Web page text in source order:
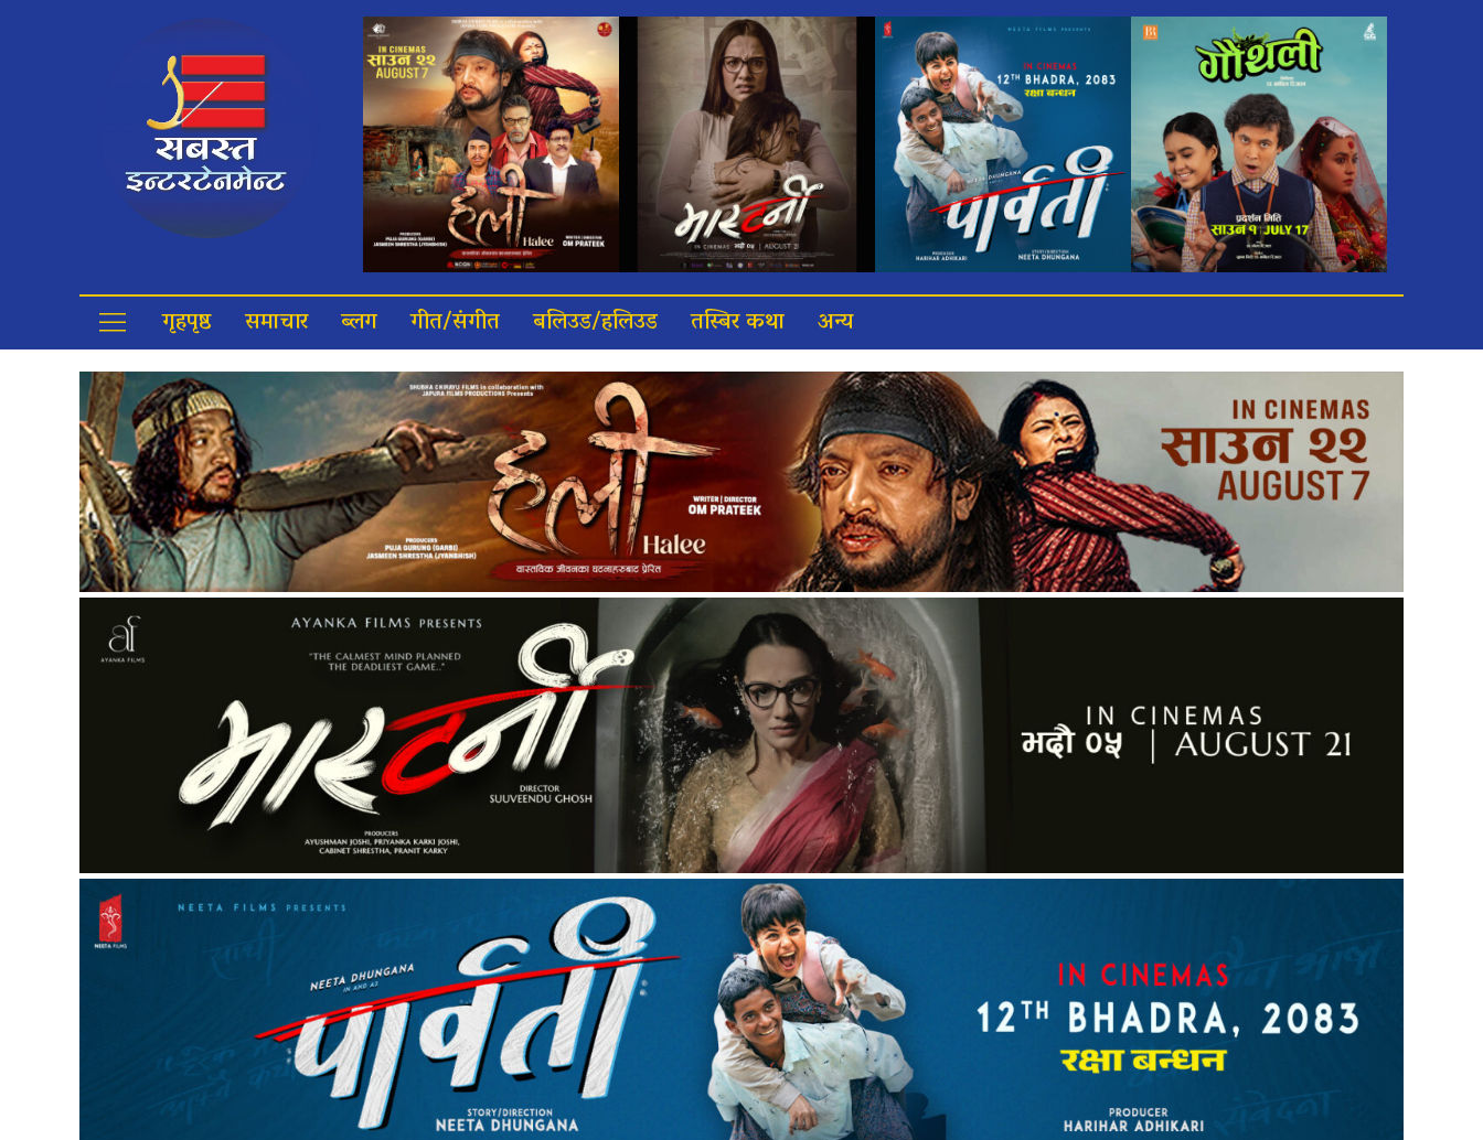
गृहपृष्ठ समाचार ब्लग गीत/संगीत बलिउड/हलिउड तस्बिर कथा अन्य